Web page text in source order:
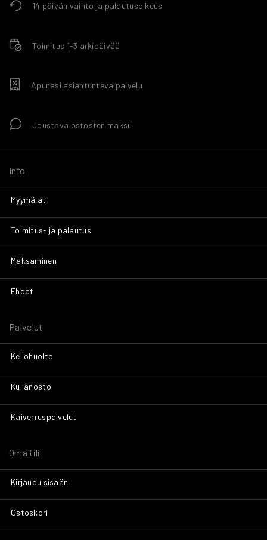
14 päivän vaihto ja palautusoikeus
Toimitus 1-3 arkipäivää
Apunasi asiantunteva palvelu
Joustava ostosten maksu
Info
Myymälät
Toimitus- ja palautus
Maksaminen
Ehdot
Palvelut
Kellohuolto
Kullanosto
Kaiverruspalvelut
Oma tili
Kirjaudu sisään
Ostoskori